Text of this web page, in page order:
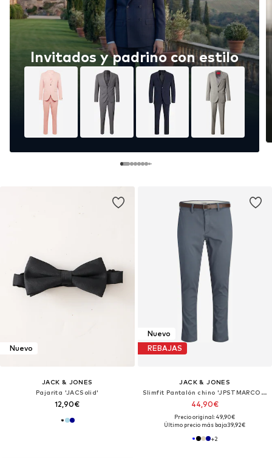
Invitados y padrino con estilo
Nuevo
JACK & JONES
Pajarita 'JACSolid'
12,90€
Nuevo
REBAJAS
JACK & JONES
Slimfit Pantalón chino 'JPSTMARCO ADAM'
44,90€
Precio original: 49,90€
Último precio más bajo:39,92€
+2